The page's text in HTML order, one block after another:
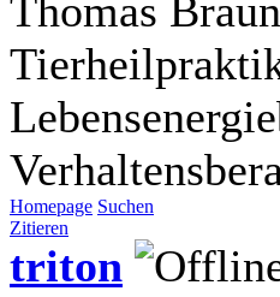
Thomas
Homepage Suchen
Zitieren
triton